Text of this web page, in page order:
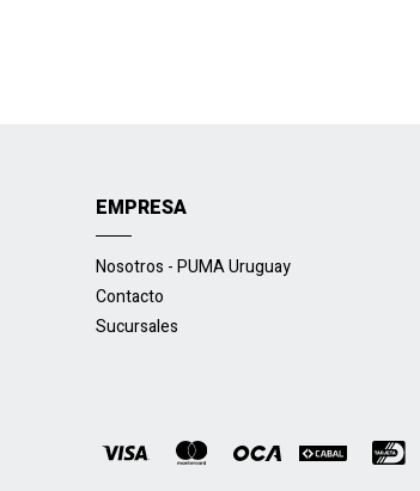
EMPRESA
Nosotros - PUMA Uruguay
Contacto
Sucursales